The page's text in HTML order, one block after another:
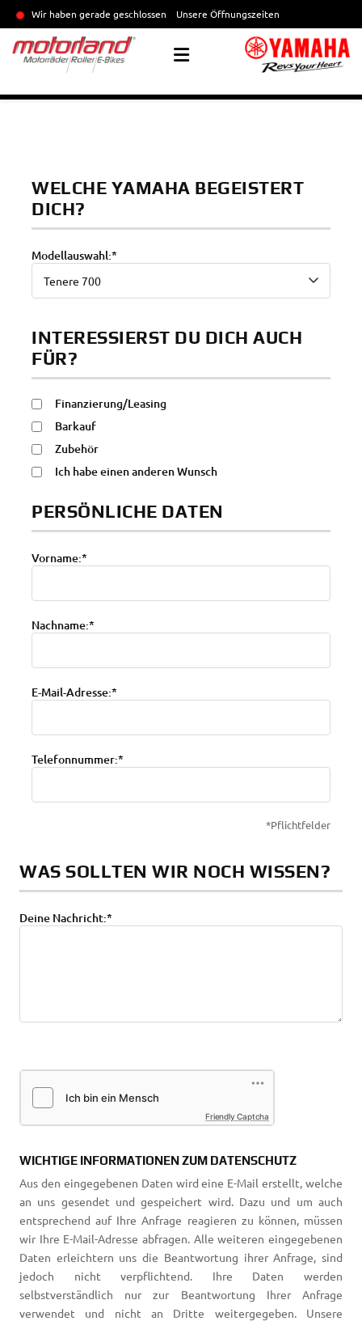
Wir haben gerade geschlossen Unsere Öffnungszeiten
WELCHE YAMAHA BEGEISTERT
DICH?
Modellauswahl:*
INTERESSIERST DU DICH AUCH
FÜR?
Finanzierung/Leasing
Barkauf
Zubehör
Ich habe einen anderen Wunsch
PERSÖNLICHE DATEN
Vorname:*
Nachname:*
E-Mail-Adresse:*
Telefonnummer:*
*Pflichtfelder
WAS SOLLTEN WIR NOCH WISSEN?
Deine Nachricht:*
Friendly Captcha
WICHTIGE INFORMATIONEN ZUM DATENSCHUTZ
Aus den eingegebenen Daten wird eine E-Mail erstellt, welche
an uns gesendet und gespeichert wird. Dazu und um auch
entsprechend auf Ihre Anfrage reagieren zu können, müssen
wir Ihre E-Mail-Adresse abfragen. Alle weiteren eingegebenen
Daten erleichtern uns die Beantwortung ihrer Anfrage, sind
jedoch nicht verpflichtend. Ihre Daten werden
selbstverständlich nur zur Beantwortung Ihrer Anfrage
verwendet und nicht an Dritte weitergegeben. Unsere